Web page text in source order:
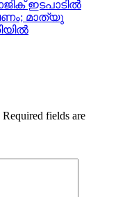
ഇടപാടിൽ
മാത്യു
Required fields are